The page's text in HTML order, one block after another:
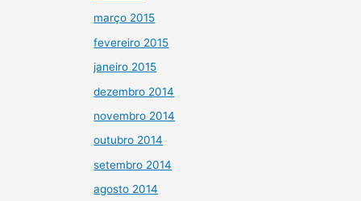
março 2015
fevereiro 2015
janeiro 2015
dezembro 2014
novembro 2014
outubro 2014
setembro 2014
agosto 2014